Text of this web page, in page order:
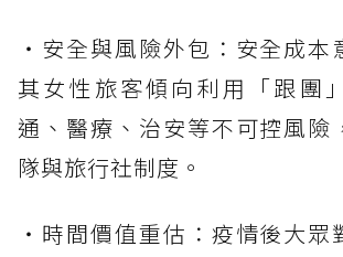
・安全與風險外包：安全成本
其女性旅客傾向利用「跟團
通、醫療、治安等不可控風險
隊與旅行社制度。
・時間價值重估：疫情後大眾